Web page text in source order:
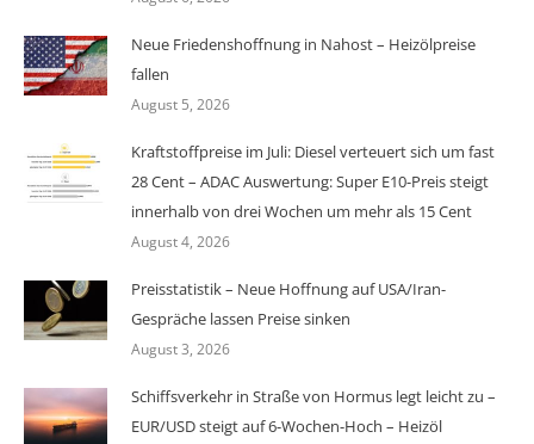
Neue Friedenshoffnung in Nahost – Heizölpreise
fallen
August 5, 2026
Kraftstoffpreise im Juli: Diesel verteuert sich um fast
28 Cent – ADAC Auswertung: Super E10-Preis steigt
innerhalb von drei Wochen um mehr als 15 Cent
August 4, 2026
Preisstatistik – Neue Hoffnung auf USA/Iran-
Gespräche lassen Preise sinken
August 3, 2026
Schiffsverkehr in Straße von Hormus legt leicht zu –
EUR/USD steigt auf 6-Wochen-Hoch – Heizöl